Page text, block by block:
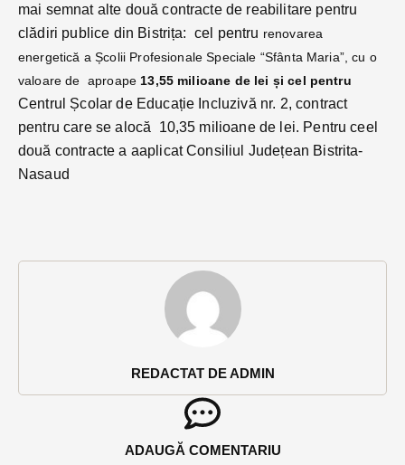
REDACTAT DE ADMIN
ADAUGĂ COMENTARIU
mai semnat alte două contracte de reabilitare pentru
clădiri publice din Bistrița: cel pentru renovarea
energetică a Școlii Profesionale Speciale “Sfânta Maria”, cu o
valoare de aproape 13,55 milioane de lei și cel pentru
Centrul Școlar de Educație Incluzivă nr. 2, contract
pentru care se alocă 10,35 milioane de lei. Pentru ceel
două contracte a aaplicat Consiliul Județean Bistrita-
Nasaud